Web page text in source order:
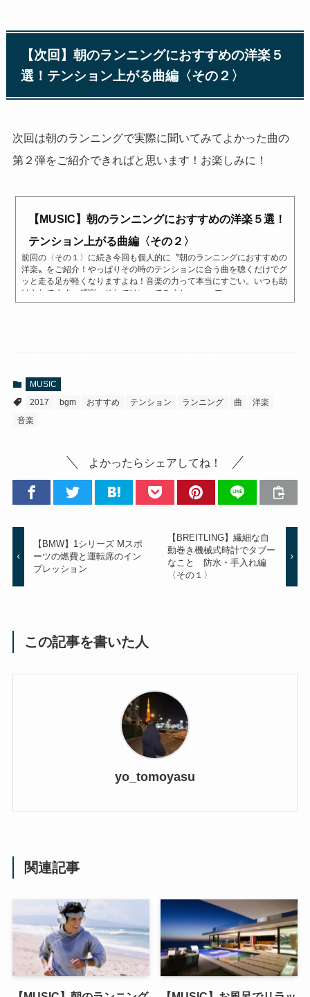
【次回】朝のランニングにおすすめの洋楽５
選！テンション上がる曲編〈その２〉
次回は朝のランニングで実際に聞いてみてよかった曲の
第２弾をご紹介できればと思います！お楽しみに！
【MUSIC】朝のランニングにおすすめの洋楽５選！
テンション上がる曲編〈その２〉
前回の〈その１〉に続き今回も個人的に〝朝のランニングにおすすめの
洋楽〟をご紹介！やっぱりその時のテンションに合う曲を聴くだけでグ
ッと走る足が軽くなりますよね！音楽の力って本当にすごい。いつも助
けられてます。感謝。それではいってみましょー。 フ...
MUSIC
2017
bgm おすすめ テンション ランニング 曲
洋楽
音楽
よかったらシェアしてね！
【BMW】1シリーズ Mスポ
ーツの燃費と運転席のイン
プレッション
【BREITLING】繊細な自
動巻き機械式時計でタブー
なこと 防水・手入れ編
〈その１〉
この記事を書いた人
yo_tomoyasu
関連記事